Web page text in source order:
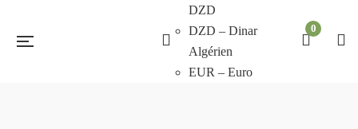
DZD
DZD – Dinar
Algérien
EUR – Euro
0